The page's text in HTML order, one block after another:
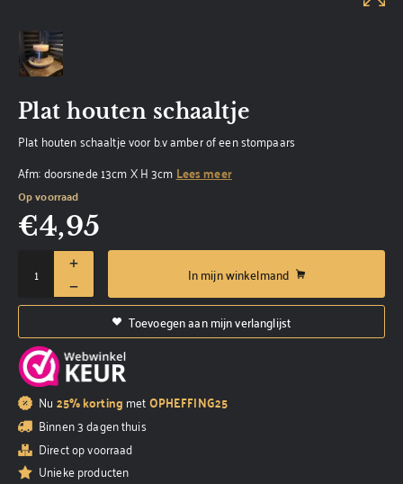
Plat houten schaaltje
Plat houten schaaltje voor b.v amber of een stompaars
Afm: doorsnede 13cm X H 3cm Lees meer
Op voorraad
€4,95
In mijn winkelmand
Toevoegen aan mijn verlanglijst
Nu 25% korting metOPHEFFING25
Binnen 3 dagen thuis
Direct op voorraad
Unieke producten